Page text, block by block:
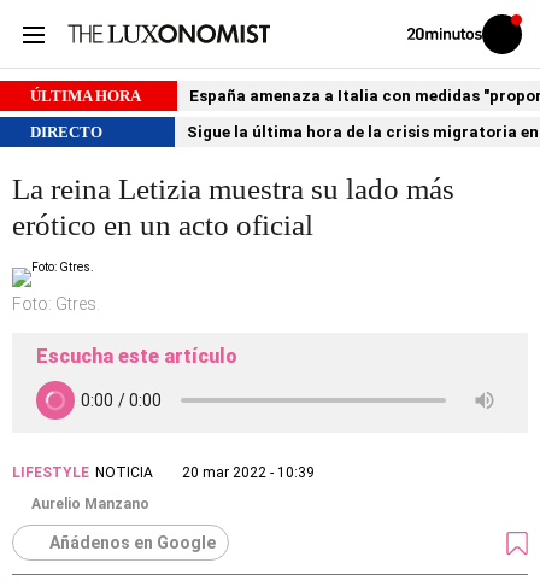
Volver
Iniciar
sesión
ÚLTIMA HORA
España amenaza a Italia con medidas
DIRECTO
Sigue la última hora de la crisis migratoria
La reina Letizia muestra su lado más
erótico en un acto oficial
Foto: Gtres.
Escucha este artículo
LIFESTYLE NOTICIA
20 mar 2022 - 10:39
Aurelio Manzano
Añádenos en Google